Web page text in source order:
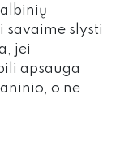
savaime slysti
jei
apsauga
o ne